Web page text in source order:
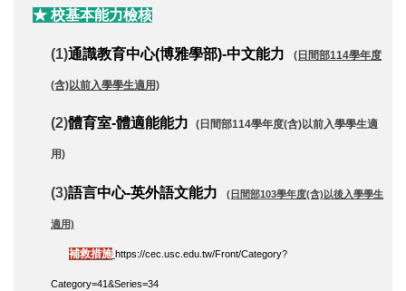
★ 校基本能力檢核
(1)通識教育中心(博雅學部)-中文能力 (日間部114學年度
(含)以前入學學生適用)
(2)體育室-體適能能力 (日間部114學年度(含)以前入學學生適
用)
(3)語言中心-英外語文能力 (日間部103學年度(含)以後入學學生
適用)
補救措施 https://cec.usc.edu.tw/Front/Category?
Category=41&Series=34